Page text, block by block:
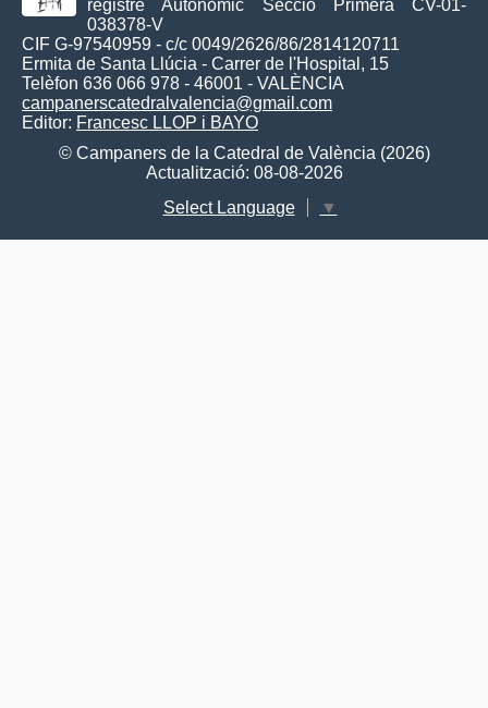
registre Autonòmic Secció Primera CV-01-
038378-V
CIF G-97540959 - c/c 0049/2626/86/2814120711
Ermita de Santa Llúcia - Carrer de l'Hospital, 15
Telèfon 636 066 978 - 46001 - VALÈNCIA
campanerscatedralvalencia@gmail.com
Editor: Francesc LLOP i BAYO
© Campaners de la Catedral de València (2026)
Actualització: 08-08-2026
Select Language
▼